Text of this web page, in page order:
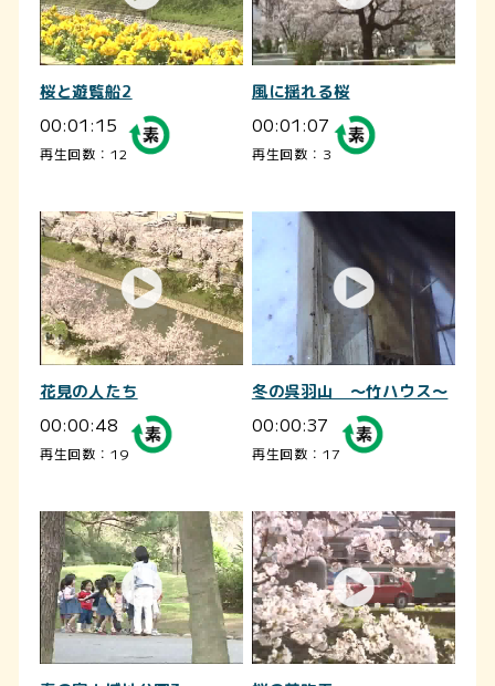
桜と遊覧船2
00:01:15
再生回数：12
風に揺れる桜
00:01:07
再生回数：3
花見の人たち
00:00:48
再生回数：19
冬の呉羽山 ～竹ハウス～
00:00:37
再生回数：17